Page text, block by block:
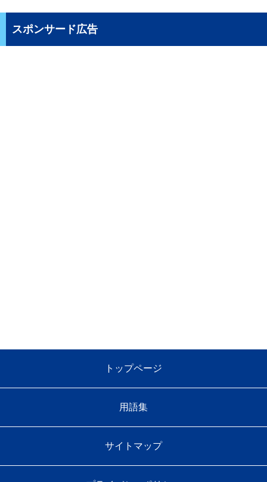
スポンサード広告
トップページ
用語集
サイトマップ